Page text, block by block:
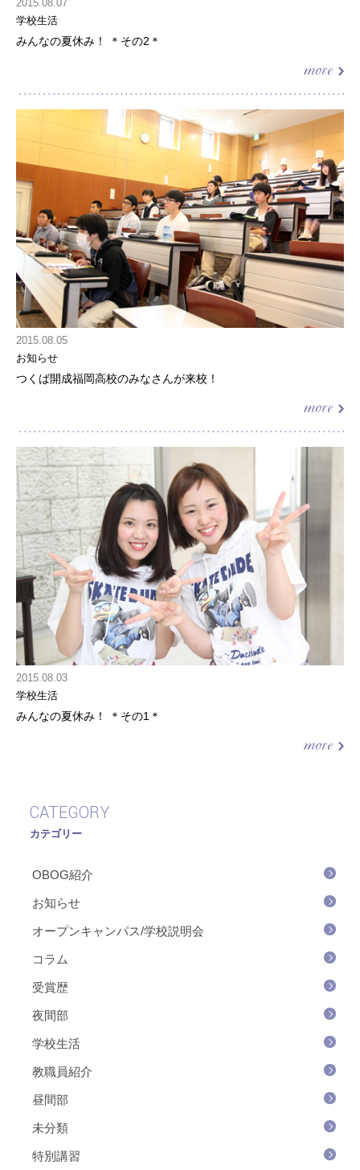
2015.08.07
学校生活
みんなの夏休み！ ＊その2＊
2015.08.05
お知らせ
つくば開成福岡高校のみなさんが来校！
2015.08.03
学校生活
みんなの夏休み！ ＊その1＊
CATEGORY
カテゴリー
OBOG紹介
お知らせ
オープンキャンパス/学校説明会
コラム
受賞歴
夜間部
学校生活
教職員紹介
昼間部
未分類
特別講習